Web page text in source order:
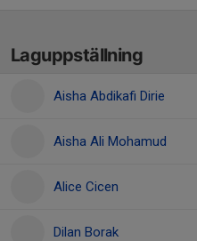
Laguppställning
Aisha Abdikafi Dirie
Aisha Ali Mohamud
Alice Cicen
Dilan Borak